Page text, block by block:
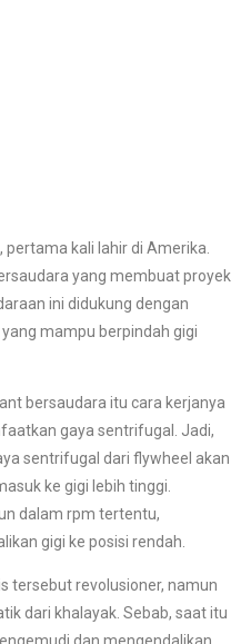
kali lahir di Amerika.
yang membuat proyek
ini didukung dengan
mampu berpindah gigi
bersaudara itu cara kerjanya
gaya sentrifugal. Jadi,
sentrifugal dari flywheel akan
ke gigi lebih tinggi.
dalam rpm tertentu,
gigi ke posisi rendah.
tersebut revolusioner, namun
dari khalayak. Sebab, saat itu